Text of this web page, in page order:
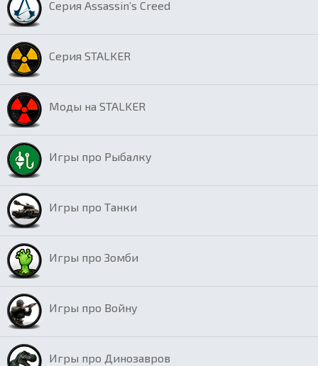
Серия Assassin’s Creed
Серия STALKER
Моды на STALKER
Игры про Рыбалку
Игры про Танки
Игры про Зомби
Игры про Войну
Игры про Динозавров